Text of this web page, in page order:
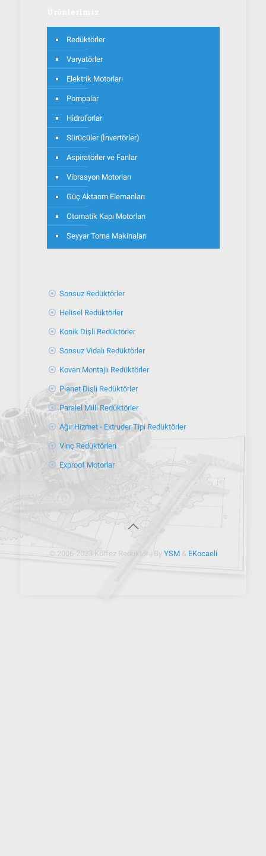
Redüktörler
Varyatörler
Elektrik Motorları
Pompalar
Hidroforlar
Sürücüler (İnvertörler)
Aspiratörler ve Fanlar
Vibrasyon Motorları
Güç Aktarım Elemanları
Otomatik Kapı Motorları
Seyyar Torna Makinaları
Sonsuz Redüktörler
Helisel Redüktörler
Konik Dişli Redüktörler
Sonsuz Vidalı Redüktörler
Kovan Montajlı Redüktörler
Planet Dişli Redüktörler
Paralel Milli Redüktörler
Ağır Hizmet - Extruder Tipi Redüktörler
Vinç Redüktörleri
Exproof Motorlar
© 2006-2023 Körfez Redüktör | By YSM& EKocaeli